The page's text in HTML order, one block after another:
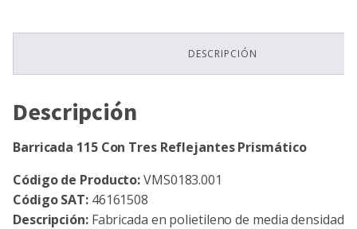
DESCRIPCIÓN
Descripción
Barricada 115 Con Tres Reflejantes Prismático
Código de Producto:VMS0183.001
Código SAT:46161508
Descripción:Fabricada en polietileno de media densidad,